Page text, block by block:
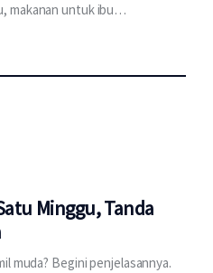
makanan untuk ibu…
Minggu, Tanda
muda? Begini penjelasannya.